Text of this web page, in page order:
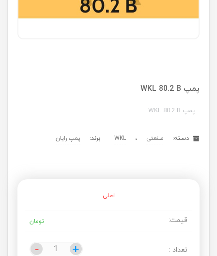
پمپ WKL 80.2 B
پمپ WKL 80.2 B
دسته: صنعتی ، WKL برند: پمپ رایان
اصلی
قیمت: تومان
تعداد : +
- +
-